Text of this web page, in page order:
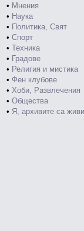
• Мнения
• Наука
• Политика, Свят
• Спорт
• Техника
• Градове
• Религия и мистика
• Фен клубове
• Хоби, Развлечения
• Общества
• Я, архивите са живи